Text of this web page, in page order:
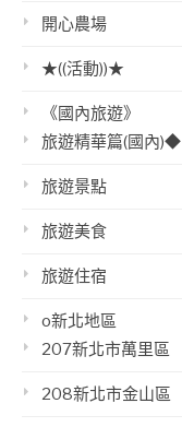
開心農場
★((活動))★
《國內旅遊》
旅遊精華篇(國內)◆
旅遊景點
旅遊美食
旅遊住宿
o新北地區
207新北市萬里區
208新北市金山區